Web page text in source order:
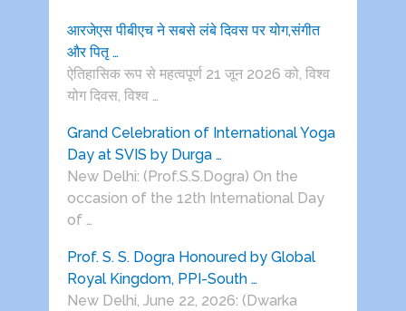
आरजेएस पीबीएच ने सबसे लंबे दिवस पर योग,संगीत
और पितृ …
ऐतिहासिक रूप से महत्वपूर्ण 21 जून 2026 को, विश्व
योग दिवस, विश्व …
Grand Celebration of International Yoga
Day at SVIS by Durga …
New Delhi: (Prof.S.S.Dogra) On the
occasion of the 12th International Day
of …
Prof. S. S. Dogra Honoured by Global
Royal Kingdom, PPI-South …
New Delhi, June 22, 2026: (Dwarka